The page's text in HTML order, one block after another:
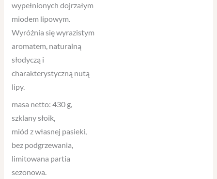
wypełnionych dojrzałym
miodem lipowym.
Wyróżnia się wyrazistym
aromatem, naturalną
słodyczą i
charakterystyczną nutą
lipy.
masa netto: 430 g,
szklany słoik,
miód z własnej pasieki,
bez podgrzewania,
limitowana partia
sezonowa.